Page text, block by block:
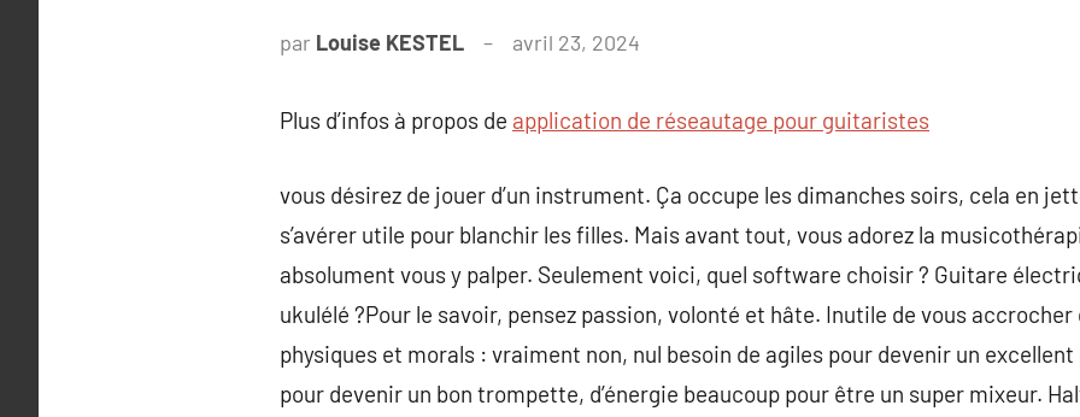
par Louise KESTEL avril 23, 2024
Plus d’infos à propos de application de réseautage pour guitaristes
vous désirez de jouer d’un instrument. Ça occupe les dimanches soirs, cela en
s’avérer utile pour blanchir les filles. Mais avant tout, vous adorez la
absolument vous y palper. Seulement voici, quel software choisir ? Guitare
ukulélé ?Pour le savoir, pensez passion, volonté et hâte. Inutile de vous
physiques et morals : vraiment non, nul besoin de agiles pour devenir un
pour devenir un bon trompette, d’énergie beaucoup pour être un super mixeur.